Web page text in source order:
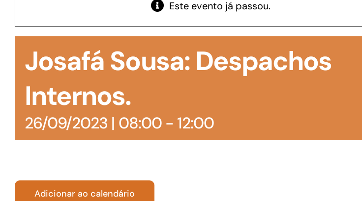
manutenção de estoques e despesas operacionais
realizar obras, dentre outros serviços
Este evento já passou.
Josafá Sousa: Despachos
Internos.
26/09/2023 | 08:00- 12:00
Adicionar ao calendário